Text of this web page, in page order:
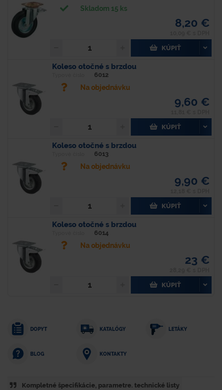
Skladom 15 ks
8,20 €
KÚPIŤ
Koleso otočné s brzdou
6012
Na objednávku
9,60 €
KÚPIŤ
Koleso otočné s brzdou
6013
Na objednávku
9,90 €
KÚPIŤ
Koleso otočné s brzdou
6014
Na objednávku
23 €
KÚPIŤ
DOPYT KATALÓGY LETÁKY
BLOG KONTAKTY
Kompletné špecifikácie, parametre. technické listy